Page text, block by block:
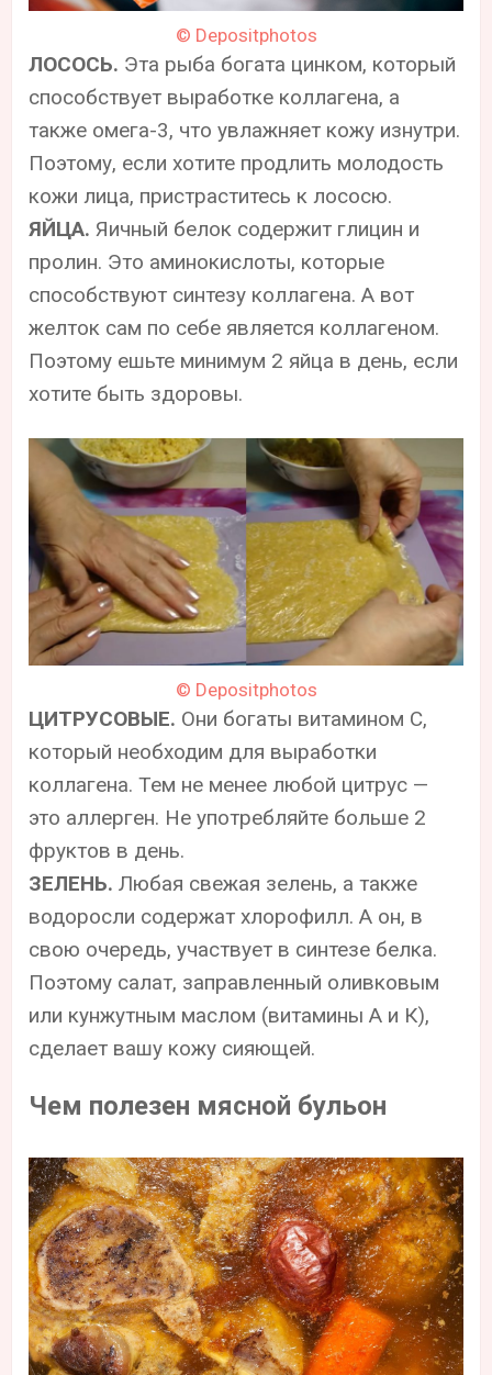
© Depositphotos
ЛОСОСЬ. Эта рыба богата цинком, который
способствует выработке коллагена, а
также омега-3, что увлажняет кожу изнутри.
Поэтому, если хотите продлить молодость
кожи лица, пристраститесь к лососю.
ЯЙЦА. Яичный белок содержит глицин и
пролин. Это аминокислоты, которые
способствуют синтезу коллагена. А вот
желток сам по себе является коллагеном.
Поэтому ешьте минимум 2 яйца в день, если
хотите быть здоровы.
© Depositphotos
ЦИТРУСОВЫЕ. Они богаты витамином С,
который необходим для выработки
коллагена. Тем не менее любой цитрус —
это аллерген. Не употребляйте больше 2
фруктов в день.
ЗЕЛЕНЬ. Любая свежая зелень, а также
водоросли содержат хлорофилл. А он, в
свою очередь, участвует в синтезе белка.
Поэтому салат, заправленный оливковым
или кунжутным маслом (витамины А и К),
сделает вашу кожу сияющей.
Чем полезен мясной бульон